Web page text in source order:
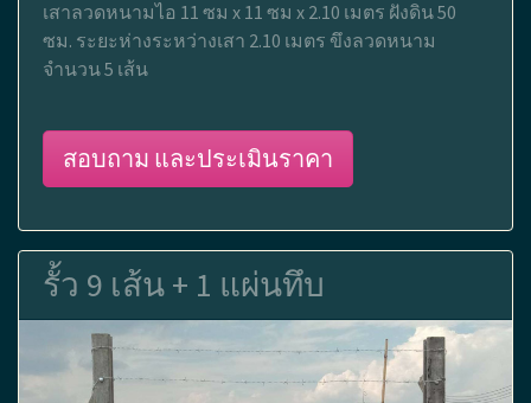
เสาลวดหนามไอ 11 ซม x 11 ซม x 2.10 เมตร ฝังดิน 50
ซม. ระยะห่างระหว่างเสา 2.10 เมตร ขึงลวดหนาม
จำนวน 5 เส้น
สอบถาม และประเมินราคา
รั้ว 9 เส้น + 1 แผ่นทึบ